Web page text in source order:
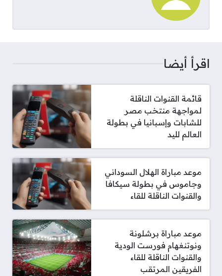
اقرأ أيضا
قائمة القنوات الناقلة
لمواجهة منتخب مصر
للشابات وإسبانيا في بطولة
العالم لليد
موعد مباراة الهلال السوداني
وجاموس في بطولة سيكافا
والقنوات الناقلة للقاء
موعد مباراة برشلونة
ونوتنغهام فورست الودية
والقنوات الناقلة للقاء
الفريقين المرتقب